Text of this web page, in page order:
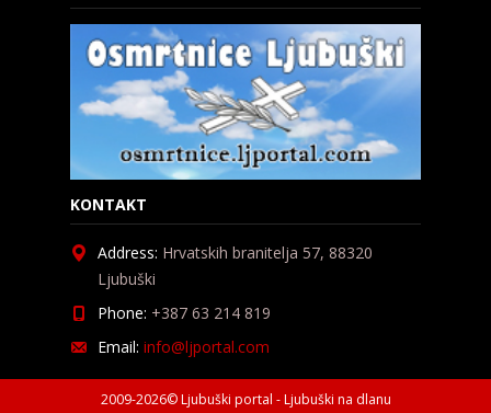
KONTAKT
Address: Hrvatskih branitelja 57, 88320
Ljubuški
Phone: +387 63 214 819
Email: info@ljportal.com
2009-2026© Ljubuški portal - Ljubuški na dlanu